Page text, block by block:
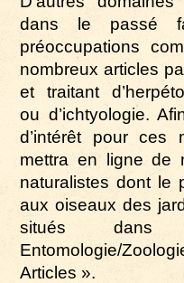
dans le passé
préoccupations
nombreux articles
et traitant
ou d’ichtyologie.
d’intérêt pour ces
mettra en ligne de
naturalistes dont le
aux oiseaux des
situés dans
Entomologie/
Articles ».